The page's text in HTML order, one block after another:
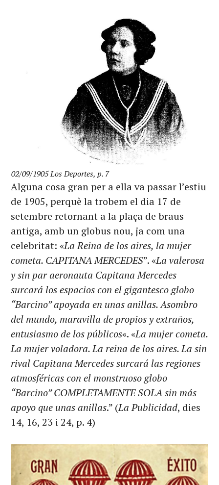
02/09/1905 Los Deportes, p. 7
Alguna cosa gran per a ella va passar l’estiu
de 1905, perquè la trobem el dia 17 de
setembre retornant a la plaça de braus
antiga, amb un globus nou, ja com una
celebritat: «La Reina de los aires, la mujer
cometa. CAPITANA MERCEDES”. «La valerosa
y sin par aeronauta Capitana Mercedes
surcará los espacios con el gigantesco globo
“Barcino” apoyada en unas anillas. Asombro
del mundo, maravilla de propios y extraños,
entusiasmo de los públicos«. «La mujer cometa.
La mujer voladora. La reina de los aires. La sin
rival Capitana Mercedes surcará las regiones
atmosféricas con el monstruoso globo
“Barcino” COMPLETAMENTE SOLA sin más
apoyo que unas anillas.” (La Publicidad, dies
14, 16, 23 i 24, p. 4)